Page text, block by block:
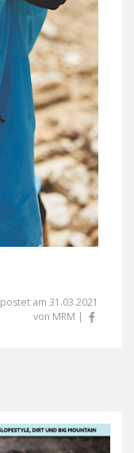
am 31.03.2021
von MRM |